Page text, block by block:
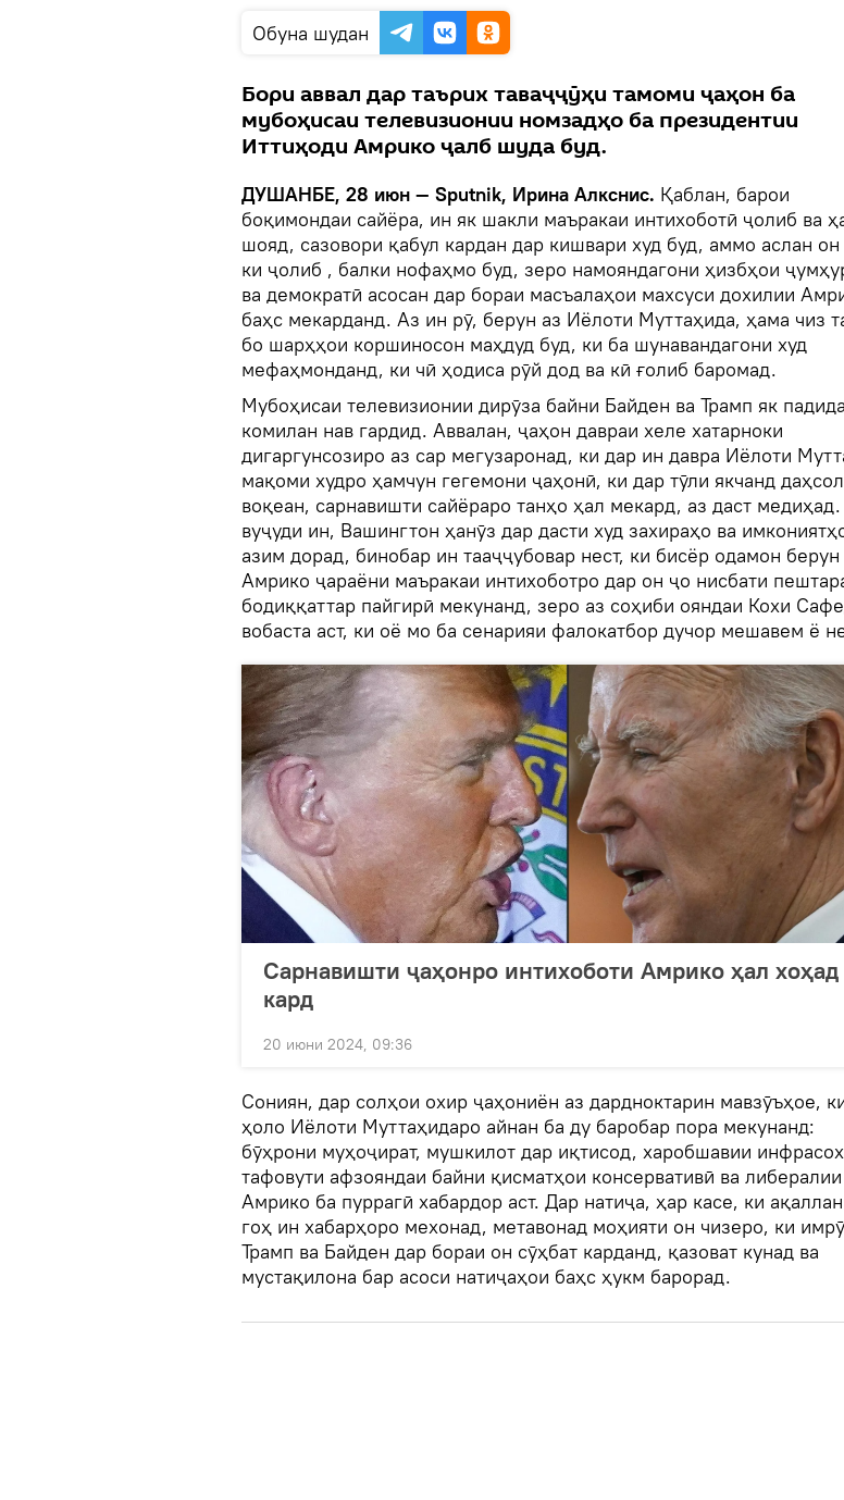
Обуна шудан
Бори аввал дар таърих таваҷҷӯҳи тамоми ҷаҳон ба
мубоҳисаи телевизионии номзадҳо ба президентии
Иттиҳоди Амрико ҷалб шуда буд.
ДУШАНБЕ, 28 июн — Sputnik, Ирина Алкснис. Қаблан, барои
боқимондаи сайёра, ин як шакли маъракаи интихоботӣ ҷолиб ва
шояд, сазовори қабул кардан дар кишвари худ буд, аммо аслан он
ки ҷолиб , балки нофаҳмо буд, зеро намояндагони ҳизбҳои
ва демократӣ асосан дар бораи масъалаҳои махсуси дохилии
баҳс мекарданд. Аз ин рӯ, берун аз Иёлоти Муттаҳида, ҳама чиз
бо шарҳҳои коршиносон маҳдуд буд, ки ба шунавандагони худ
мефаҳмонданд, ки чӣ ҳодиса рӯй дод ва кӣ ғолиб баромад.
Мубоҳисаи телевизионии дирӯза байни Байден ва Трамп як
комилан нав гардид. Аввалан, ҷаҳон давраи хеле хатарноки
дигаргунсозиро аз сар мегузаронад, ки дар ин давра Иёлоти
мақоми худро ҳамчун гегемони ҷаҳонӣ, ки дар тӯли якчанд
воқеан, сарнавишти сайёраро танҳо ҳал мекард, аз даст
вуҷуди ин, Вашингтон ҳанӯз дар дасти худ захираҳо ва
азим дорад, бинобар ин тааҷҷубовар нест, ки бисёр одамон берун
Амрико ҷараёни маъракаи интихоботро дар он ҷо нисбати
бодиққаттар пайгирӣ мекунанд, зеро аз соҳиби ояндаи Кохи
вобаста аст, ки оё мо ба сенарияи фалокатбор дучор мешавем ё
Сарнавишти ҷаҳонро интихоботи Амрико ҳал хоҳад
кард
20 июни 2024, 09:36
Сониян, дар солҳои охир ҷаҳониён аз дардноктарин мавзӯъҳое,
ҳоло Иёлоти Муттаҳидаро айнан ба ду баробар пора мекунанд:
бӯҳрони муҳоҷират, мушкилот дар иқтисод, харобшавии
тафовути афзояндаи байни қисматҳои консервативӣ ва либералии
Амрико ба пуррагӣ хабардор аст. Дар натиҷа, ҳар касе, ки
гоҳ ин хабарҳоро мехонад, метавонад моҳияти он чизеро, ки
Трамп ва Байден дар бораи он сӯҳбат карданд, қазоват кунад ва
мустақилона бар асоси натиҷаҳои баҳс ҳукм барорад.